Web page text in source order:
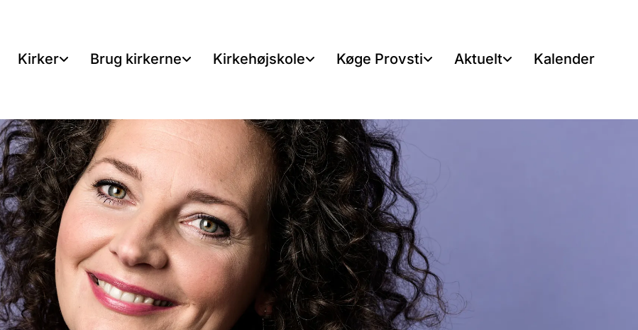
Kirker Brug kirkerne Kirkehøjskole Køge Provsti Aktuelt Kalender